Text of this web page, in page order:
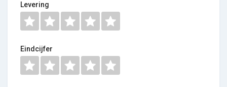
Levering
Eindcijfer